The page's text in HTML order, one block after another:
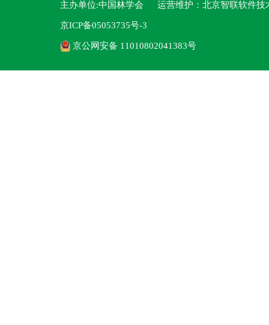
主办单位:中国林学会 运营维护： 北京智联软件技
京ICP备05053735号-3
京公网安备 11010802041383号